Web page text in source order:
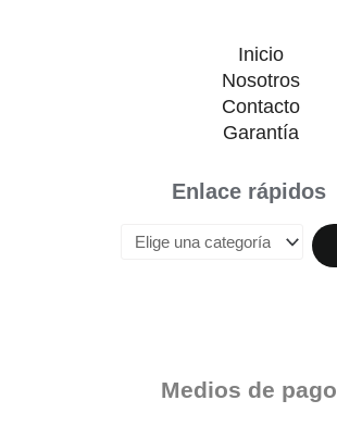
Inicio
Nosotros
Contacto
Garantía
Enlace rápidos
Medios de pago